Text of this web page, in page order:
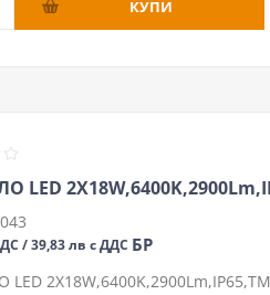
LED
/ 39,83 лв с ДДС БР